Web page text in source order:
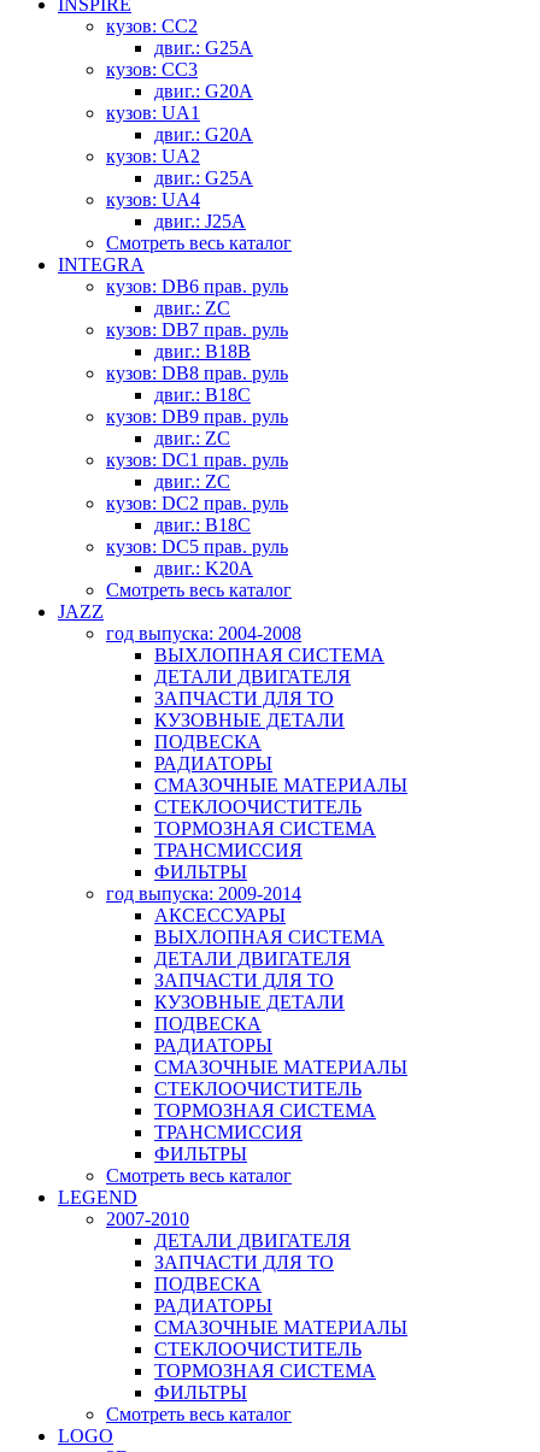
INSPIRE
кузов: CC2
двиг.: G25A
кузов: CC3
двиг.: G20A
кузов: UA1
двиг.: G20A
кузов: UA2
двиг.: G25A
кузов: UA4
двиг.: J25A
Смотреть весь каталог
INTEGRA
кузов: DB6 прав. руль
двиг.: ZC
кузов: DB7 прав. руль
двиг.: B18B
кузов: DB8 прав. руль
двиг.: B18C
кузов: DB9 прав. руль
двиг.: ZC
кузов: DC1 прав. руль
двиг.: ZC
кузов: DC2 прав. руль
двиг.: B18C
кузов: DC5 прав. руль
двиг.: K20A
Смотреть весь каталог
JAZZ
год выпуска: 2004-2008
ВЫХЛОПНАЯ СИСТЕМА
ДЕТАЛИ ДВИГАТЕЛЯ
ЗАПЧАСТИ ДЛЯ ТО
КУЗОВНЫЕ ДЕТАЛИ
ПОДВЕСКА
РАДИАТОРЫ
СМАЗОЧНЫЕ МАТЕРИАЛЫ
СТЕКЛООЧИСТИТЕЛЬ
ТОРМОЗНАЯ СИСТЕМА
ТРАНСМИССИЯ
ФИЛЬТРЫ
год выпуска: 2009-2014
АКСЕССУАРЫ
ВЫХЛОПНАЯ СИСТЕМА
ДЕТАЛИ ДВИГАТЕЛЯ
ЗАПЧАСТИ ДЛЯ ТО
КУЗОВНЫЕ ДЕТАЛИ
ПОДВЕСКА
РАДИАТОРЫ
СМАЗОЧНЫЕ МАТЕРИАЛЫ
СТЕКЛООЧИСТИТЕЛЬ
ТОРМОЗНАЯ СИСТЕМА
ТРАНСМИССИЯ
ФИЛЬТРЫ
Смотреть весь каталог
LEGEND
2007-2010
ДЕТАЛИ ДВИГАТЕЛЯ
ЗАПЧАСТИ ДЛЯ ТО
ПОДВЕСКА
РАДИАТОРЫ
СМАЗОЧНЫЕ МАТЕРИАЛЫ
СТЕКЛООЧИСТИТЕЛЬ
ТОРМОЗНАЯ СИСТЕМА
ФИЛЬТРЫ
Смотреть весь каталог
LOGO